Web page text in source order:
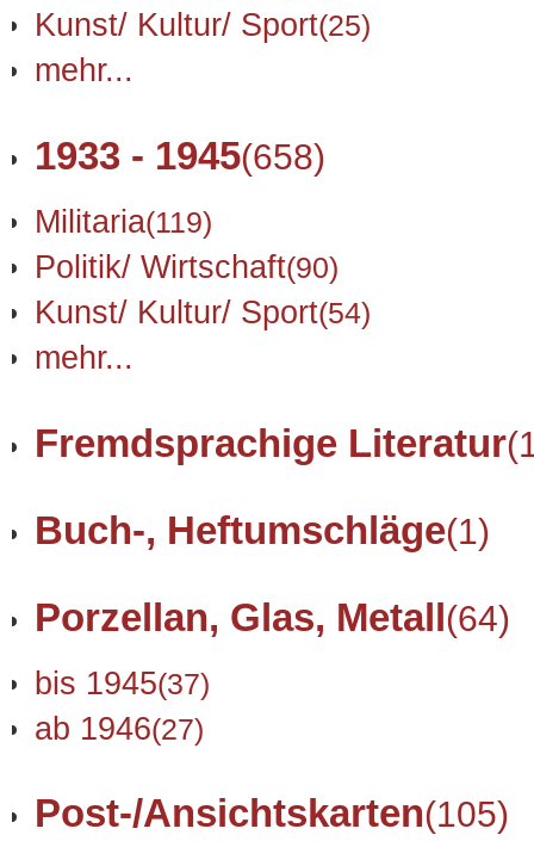
Kunst/ Kultur/ Sport(25)
mehr...
1933 - 1945(658)
Militaria(119)
Politik/ Wirtschaft(90)
Kunst/ Kultur/ Sport(54)
mehr...
Fremdsprachige Literatur
Buch-, Heftumschläge(1)
Porzellan, Glas, Metall(64)
bis 1945(37)
ab 1946(27)
Post-/Ansichtskarten(105)